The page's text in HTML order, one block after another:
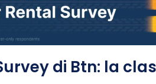
di Btn: la